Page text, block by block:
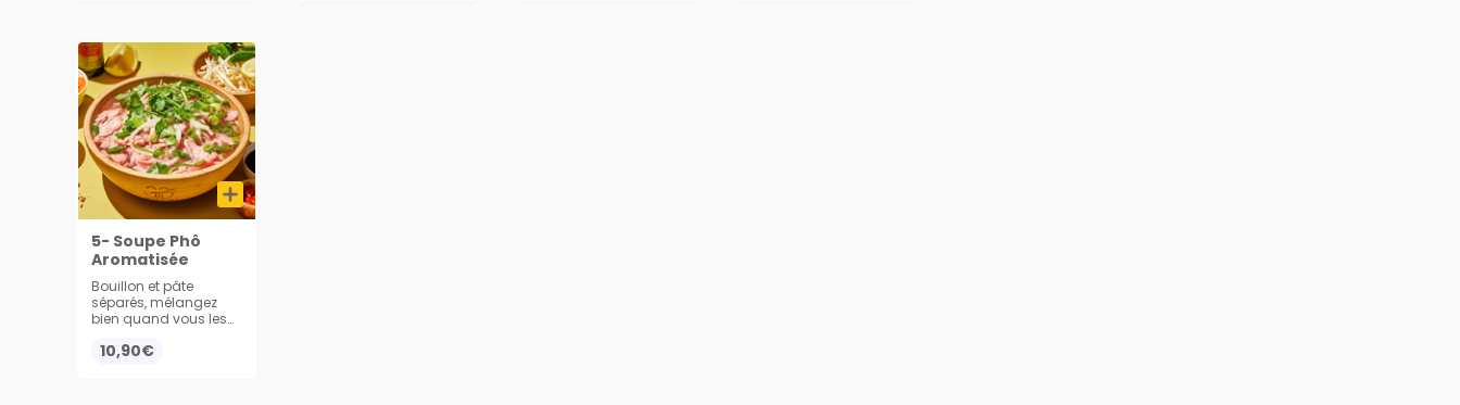
5- Soupe Phô
Aromatisée
Bouillon et pâte
séparés, mélangez
bien quand vous les
soja, menthe, citron,
10,90€